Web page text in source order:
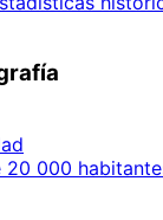
20 000